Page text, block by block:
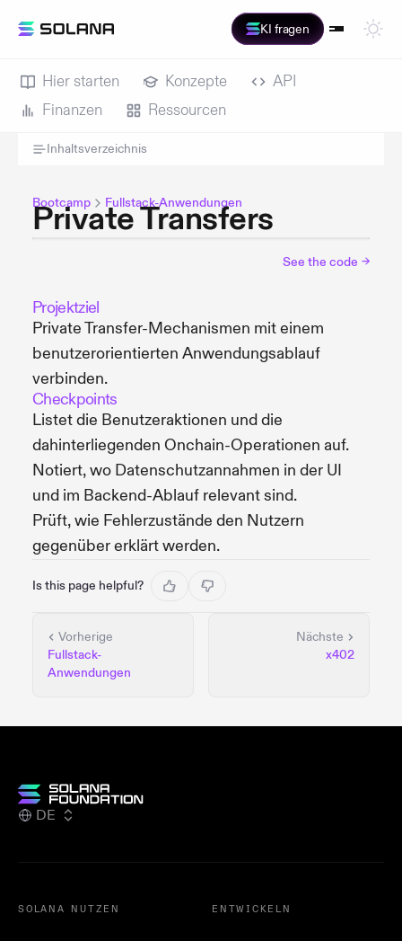
KI fragen
Hier starten Konzepte
API
Finanzen
Ressourcen
Inhaltsverzeichnis
Bootcamp Fullstack-Anwendungen
Private Transfers
See the code →
Projektziel
Private Transfer-Mechanismen mit einem
benutzerorientierten Anwendungsablauf
verbinden.
Checkpoints
Listet die Benutzeraktionen und die
dahinterliegenden Onchain-Operationen auf.
Notiert, wo Datenschutzannahmen in der UI
und im Backend-Ablauf relevant sind.
Prüft, wie Fehlerzustände den Nutzern
gegenüber erklärt werden.
Is this page helpful?
Vorherige
Fullstack-
Anwendungen
Nächste
x402
DE
SOLANA NUTZEN ENTWICKELN